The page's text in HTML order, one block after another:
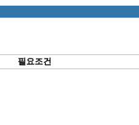
필요조건